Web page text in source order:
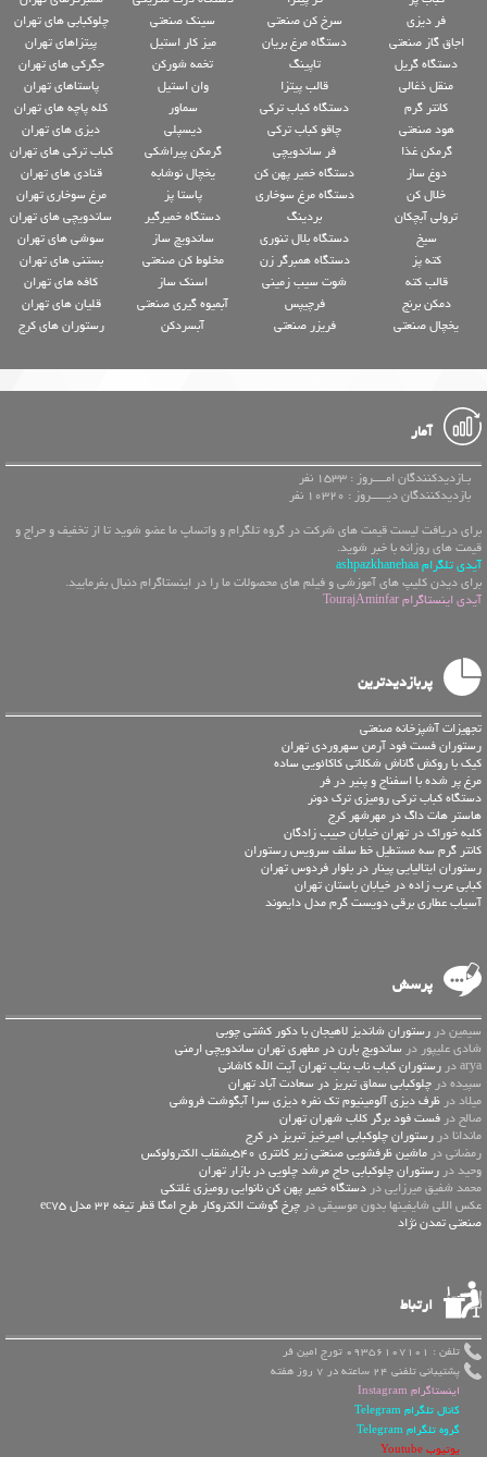
فر دیزی
اجاق گاز صنعتی
دستگاه گریل
منقل ذغالی
کانتر گرم
هود صنعتی
گرمکن غذا
دوغ ساز
خلال کن
ترولی آبچکان
سیخ
کته پز
قالب کته
دمکن برنج
یخچال صنعتی
سرخ کن صنعتی
دستگاه مرغ بریان
تاپینگ
قالب پیتزا
دستگاه کباب ترکی
چاقو کباب ترکی
فر ساندویچی
دستگاه خمیر پهن کن
دستگاه مرغ سوخاری
بردینگ
دستگاه بلال تنوری
دستگاه همبرگر زن
شوت سیب زمینی
فرچیپس
فریزر صنعتی
سینک صنعتی
میز کار استیل
تخمه شورکن
وان استیل
سماور
دیسپلی
گرمکن پیراشکی
یخچال نوشابه
پاستا پز
دستگاه خمیرگیر
ساندویچ ساز
مخلوط کن صنعتی
اسنک ساز
آبمیوه گیری صنعتی
آبسردکن
چلوکبابی های تهران
پیتزاهای تهران
جگرکی های تهران
پاستاهای تهران
کله پاچه های تهران
دیزی های تهران
کباب ترکی های تهران
قنادی های تهران
مرغ سوخاری تهران
ساندویچی های تهران
سوشی های تهران
بستنی های تهران
کافه های تهران
قلیان های تهران
رستوران های کرج
آمار
بـازدیدکنندگان امــــروز : 1533 نفر
بازدیدکنندگان دیـــــروز : 10320 نفر
برای دریافت لیست قیمت های شرکت در گروه تلگرام و واتساپ ما عضو شوید تا از تخفیف و حراج و
قیمت های روزانه با خبر شوید.
آیدی تلگرام ashpazkhanehaa
برای دیدن کلیپ های آموزشی و فیلم های محصولات ما را در اینستاگرام دنبال بفرمایید.
آیدی اینستاگرام TourajAminfar
پربازدیدترین
تجهیزات آشپزخانه صنعتی
رستوران فست فود آرمن سهروردی تهران
کیک با روکش گاناش شکلاتی کاکائویی ساده
مرغ پر شده با اسفناج و پنیر در فر
دستگاه کباب ترکی رومیزی ترک دونر
هاستر هات داگ در مهرشهر کرج
کلبه خوراک در تهران خیابان حبیب زادگان
کانتر گرم سه مستطيل خط سلف سرویس رستوران
رستوران ایتالیایی پینار در بلوار فردوس تهران
کبابی عرب زاده در خیابان باستان تهران
آسیاب عطاری برقی دویست گرم مدل دایموند
پرسش
سیمین در رستوران شاندیز لاهیجان با دکور کشتی چوبی
شادی علیپور در ساندویچ بارن در مطهری تهران ساندویچی ارمنی
arya در
رستوران کباب ناب بناب تهران آیت الله کاشانی
سپیده در چلوکبابی سماق تبریز در سعادت آباد تهران
میلاد در ظرف دیزی آلومینیوم تک نفره دیزی سرا آبگوشت فروشی
صالح در فست فود برگر کلاب شهران تهران
ماندانا در رستوران چلوکبابی امیرخیز تبریز در کرج
رمضانی در ماشین ظرفشویی صنعتی زیر کانتری 540بشقاب الکترولوکس
وحید در رستوران چلوکبابی حاج مرشد چلویی در بازار تهران
محمد شفیق میرزایی در دستگاه خمیر پهن کن نانوایی رومیزی غلتکی
عكس اللي شايفينها بدون موسيقى در
چرخ گوشت الکتروکار طرح امگا قطر تیغه 32 مدل ec75
صنعتی تمدن نژاد
ارتباط
تلفن : 09356107101 تورج امین فر
پشتیبانی تلفنی 24 ساعته در 7 روز هفته
اینستاگرام Instagram
کانال تلگرام Telegram
گروه تلگرام Telegram
یوتیوب Youtube